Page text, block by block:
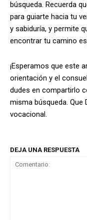
búsqueda. Recuerda
para guiarte hacia tu
y sabiduría, y permite
encontrar tu camino
¡Esperamos que este
orientación y el
dudes en compartirlo
misma búsqueda. Que
vocacional.
DEJA UNA RESPUESTA